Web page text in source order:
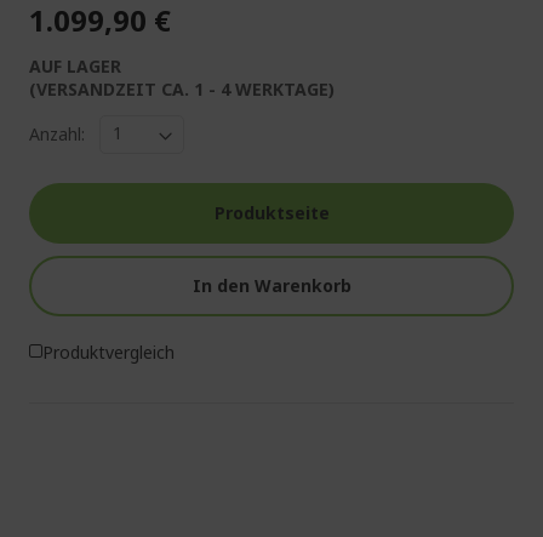
1.099,90 €
AUF LAGER
(VERSANDZEIT CA. 1 - 4 WERKTAGE)
Anzahl:
Produktseite
In den Warenkorb
Produktvergleich